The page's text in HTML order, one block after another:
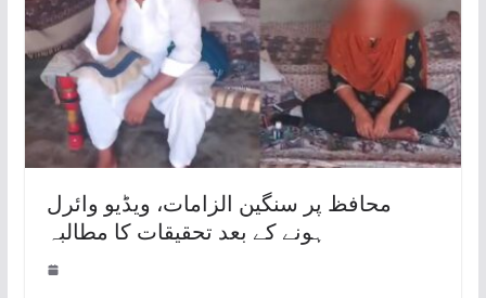
محافظ پر سنگین الزامات، ویڈیو وائرل
ہونے کے بعد تحقیقات کا مطالبہ